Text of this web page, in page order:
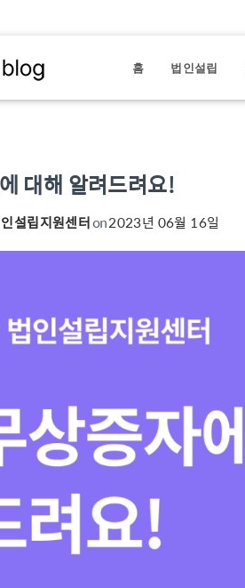
홈 법인설립
대해 알려드려요!
설립지원센터on2023년 06월 16일